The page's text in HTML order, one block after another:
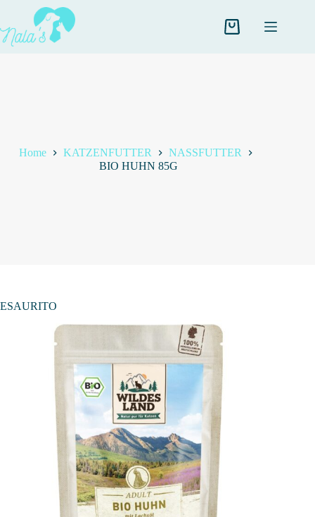
contenuto
Carrello
Home KATZENFUTTER
NASSFUTTER
BIO HUHN 85G
ESAURITO